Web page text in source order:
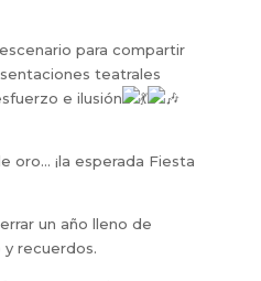
para compartir
teatrales
e ilusión
oro… ¡la esperada Fiesta
un año lleno de
recuerdos.